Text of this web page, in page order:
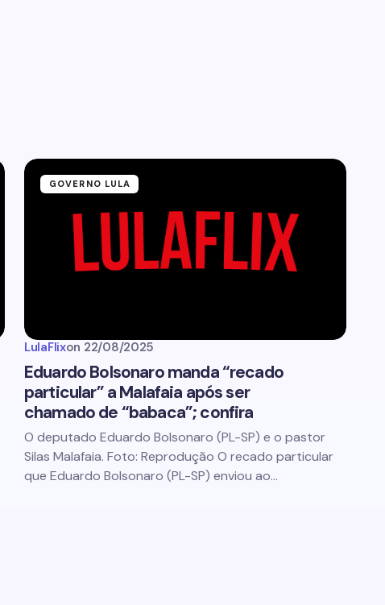
GOVERNO LULA
LulaFlixon 22/08/2025
Eduardo Bolsonaro manda “recado
particular” a Malafaia após ser
chamado de “babaca”; confira
O deputado Eduardo Bolsonaro (PL-SP) e o pastor
Silas Malafaia. Foto: Reprodução O recado particular
que Eduardo Bolsonaro (PL-SP) enviou ao…